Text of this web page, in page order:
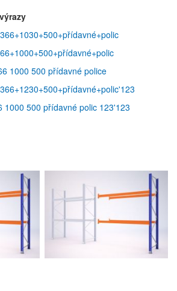
1000 500 přídavné police
1000 500 přídavné polic 123'123